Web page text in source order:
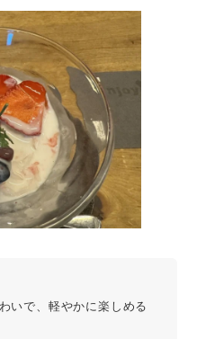
いで、軽やかに楽しめる